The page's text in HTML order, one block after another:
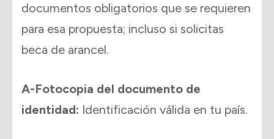
documentos obligatorios que se requieren
para esa propuesta; incluso si solicitas
beca de arancel.
A-Fotocopia del documento de
identidad: Identificación válida en tu país.